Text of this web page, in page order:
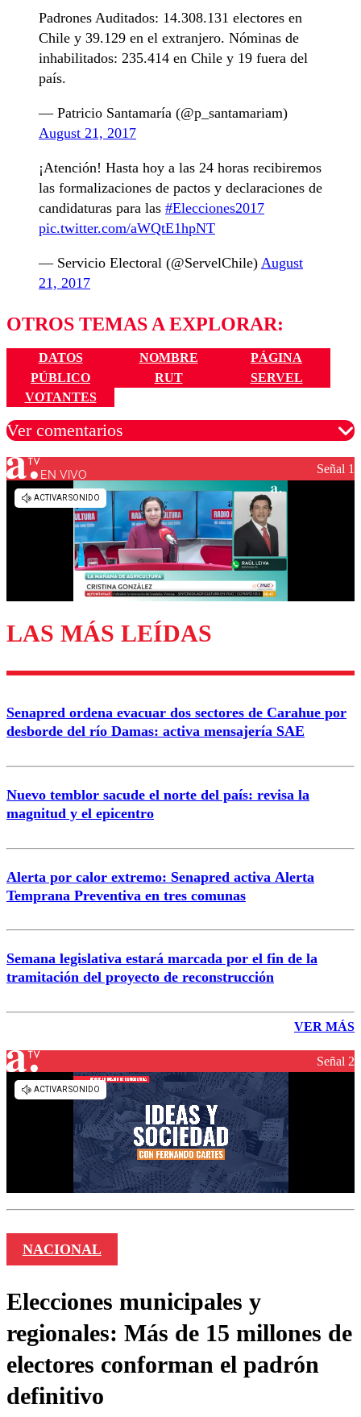
Padrones Auditados: 14.308.131 electores en
Chile y 39.129 en el extranjero. Nóminas de
inhabilitados: 235.414 en Chile y 19 fuera del
país.
— Patricio Santamaría (@p_santamariam)
August 21, 2017
¡Atención! Hasta hoy a las 24 horas recibiremos
las formalizaciones de pactos y declaraciones de
candidaturas para las #Elecciones2017
pic.twitter.com/aWQtE1hpNT
— Servicio Electoral (@ServelChile) August
21, 2017
OTROS TEMAS A EXPLORAR:
DATOS NOMBRE
PÁGINA
PÚBLICO
RUT
SERVEL
VOTANTES
Ver comentarios
Los comentarios son moderados para garantizar un
diálogo respetuoso.
Enviar comentario
EN VIVO Señal 1
LAS MÁS LEÍDAS
Senapred ordena evacuar dos sectores de Carahue por
desborde del río Damas: activa mensajería SAE
Nuevo temblor sacude el norte del país: revisa la
magnitud y el epicentro
Alerta por calor extremo: Senapred activa Alerta
Temprana Preventiva en tres comunas
Semana legislativa estará marcada por el fin de la
tramitación del proyecto de reconstrucción
VER MÁS
Señal 2
NACIONAL
Elecciones municipales y
regionales: Más de 15 millones de
electores conforman el padrón
definitivo